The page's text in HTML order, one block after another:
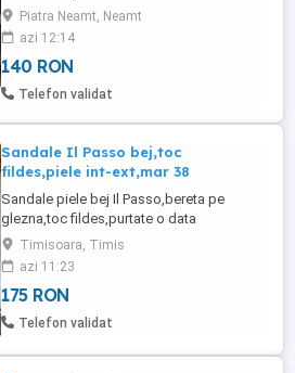
cutii, cu etichete, marimile 38 si 39.33
(23.5cm si 24,5cm), pret 140 de lei bucata.
Sireturi albe si negre incluse! Prefer
predare personala in Piatra Neamt Iasi.
Produse originale, puteti verifica dupa
Piatra Neamt, Neamt
azi 12:14
140 RON
Telefon validat
Sandale Il Passo bej,toc
fildes,piele int-ext,mar 38
Sandale piele bej Il Passo,bereta pe
glezna,toc fildes,purtate o data
Timisoara, Timis
azi 11:23
175 RON
Telefon validat